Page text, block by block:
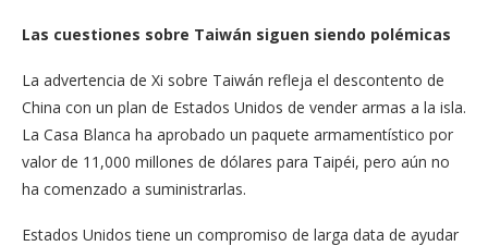
Las cuestiones sobre Taiwán siguen siendo polémicas
La advertencia de Xi sobre Taiwán refleja el descontento de
China con un plan de Estados Unidos de vender armas a la isla.
La Casa Blanca ha aprobado un paquete armamentístico por
valor de 11,000 millones de dólares para Taipéi, pero aún no
ha comenzado a suministrarlas.
Estados Unidos tiene un compromiso de larga data de ayudar